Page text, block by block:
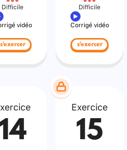
Difficile
vidéo
s'exercer
Difficile
Corrigé vidéo
s'exercer
14
Exercice
15